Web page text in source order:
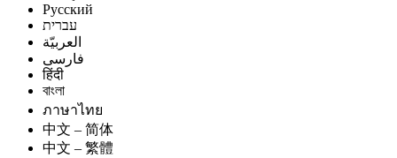
Русский
עברית
العربيّة
فارسی
हिंदी
বাংলা
ภาษาไทย
中文 – 简体
中文 – 繁體